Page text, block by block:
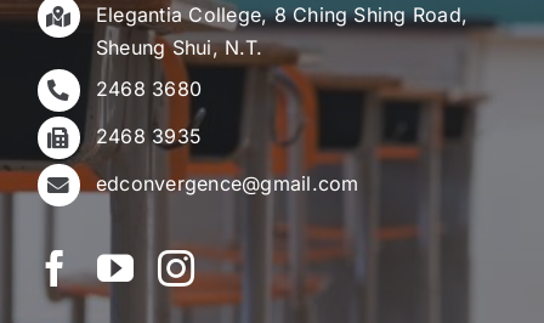
Elegantia College, 8 Ching Shing Road,
Sheung Shui, N.T.
2468 3680
2468 3935
edconvergence@gmail.com